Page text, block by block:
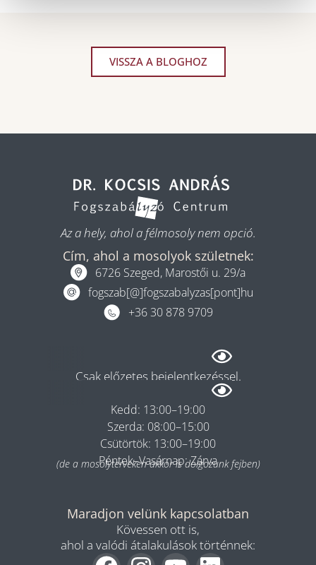
VISSZA A BLOGHOZ
Az a hely, ahol a félmosoly nem opció.
Cím, ahol a mosolyok születnek:
6726 Szeged, Marostői u. 29/a
fogszab[@]fogszabalyzas[pont]hu
+36 30 878 9709
Csak előzetes bejelentkezéssel.
Kedd: 13:00–19:00
Szerda: 08:00–15:00
Csütörtök: 13:00–19:00
Péntek–Vasárnap: Zárva
(de a mosolyterveken akkor is dolgozunk fejben)
Maradjon velünk kapcsolatban
Kövessen ott is,
ahol a valódi átalakulások történnek: